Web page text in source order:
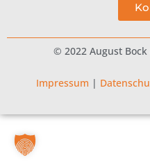
© 2022 August Bock
Impressum |